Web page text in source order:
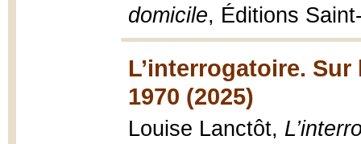
domicile, Éditions
L’interrogatoire.
1970 (2025)
Louise Lanctôt,